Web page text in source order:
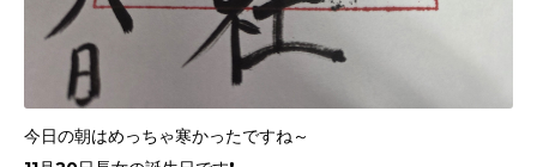
今日の朝はめっちゃ寒かったですね～